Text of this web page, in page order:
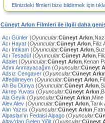
Elinizdeki filmleri bize bildirmek için
Cüneyt Arkın Filmleri ile ilgili daha
Acı Günler (Oyuncular:Cüneyt Arkın
Acı Hayat (Oyuncular:Cüneyt Arkın
Acı İntikam (Oyuncular:Cüneyt Arkın
Acı Tesadüf (Oyuncular:Cüneyt Arkın
Adalet (Oyuncular:Cüneyt Arkın ,Kenan
Adını Anmayacağım (Oyuncular:Cüneyt
Adsız Cengaver (Oyuncular:Cüneyt
Affedilmeyen (Oyuncular:Cüneyt Arkın
Ah Bu Dünya (Oyuncular:Cüneyt Arkın
Akrep Yuvası (Oyuncular:Cüneyt Arkın
Ala Geyik (Oyuncular:Cüneyt Arkın
Alev Alev (Oyuncular:Cüneyt Arkın
Alın Yazısı (Oyuncular:Cüneyt Arkın
Alpaslan'ın Fedaisi Alpago (Oyuncular:
Altay'dan Gelen Yiğit (Oyuncular:Cüneyt